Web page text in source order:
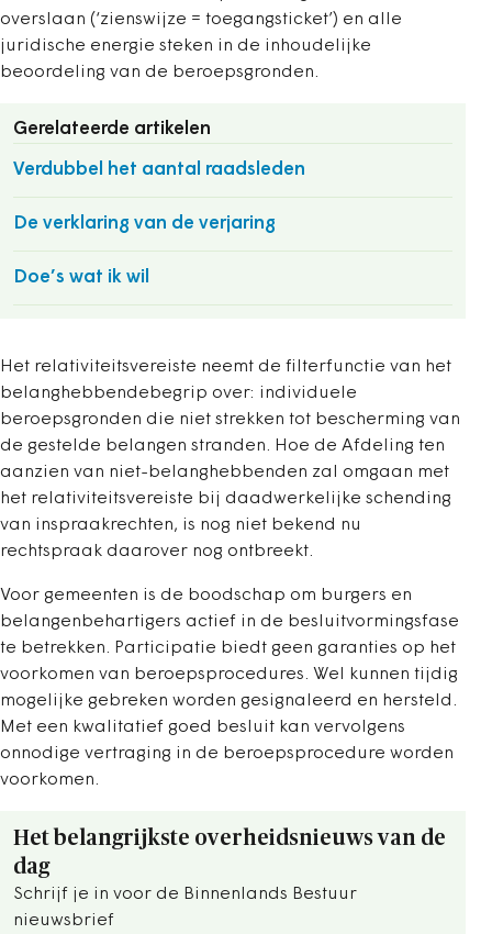
overslaan (‘zienswijze = toegangsticket’) en alle
juridische energie steken in de inhoudelijke
beoordeling van de beroepsgronden.
Gerelateerde artikelen
Verdubbel het aantal raadsleden
De verklaring van de verjaring
Doe’s wat ik wil
Het relativiteitsvereiste neemt de filterfunctie van het
belanghebbendebegrip over: individuele
beroepsgronden die niet strekken tot bescherming van
de gestelde belangen stranden. Hoe de Afdeling ten
aanzien van niet-belanghebbenden zal omgaan met
het relativiteitsvereiste bij daadwerkelijke schending
van inspraakrechten, is nog niet bekend nu
rechtspraak daarover nog ontbreekt.
Voor gemeenten is de boodschap om burgers en
belangenbehartigers actief in de besluitvormingsfase
te betrekken. Participatie biedt geen garanties op het
voorkomen van beroepsprocedures. Wel kunnen tijdig
mogelijke gebreken worden gesignaleerd en hersteld.
Met een kwalitatief goed besluit kan vervolgens
onnodige vertraging in de beroepsprocedure worden
voorkomen.
Het belangrijkste overheidsnieuws van de
dag
Schrijf je in voor de Binnenlands Bestuur
nieuwsbrief